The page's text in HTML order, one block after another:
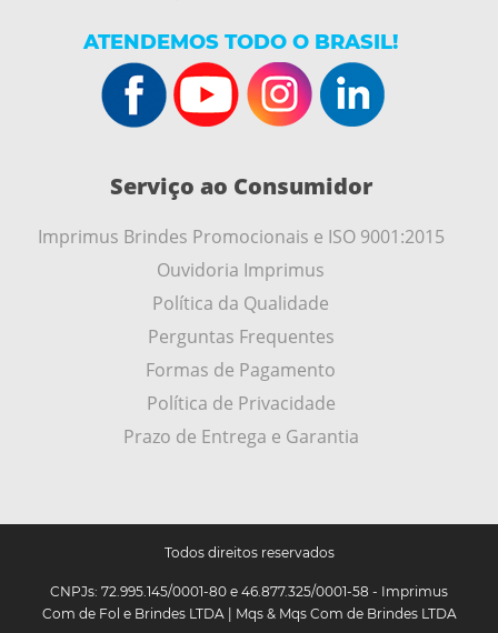
ATENDEMOS TODO O BRASIL!
Serviço ao Consumidor
Imprimus Brindes Promocionais e ISO 9001:2015
Ouvidoria Imprimus
Política da Qualidade
Perguntas Frequentes
Formas de Pagamento
Política de Privacidade
Prazo de Entrega e Garantia
Todos direitos reservados
CNPJs: 72.995.145/0001-80 e 46.877.325/0001-58 - Imprimus
Com de Fol e Brindes LTDA | Mqs & Mqs Com de Brindes LTDA